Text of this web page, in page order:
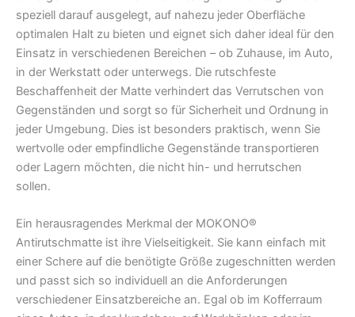
speziell darauf ausgelegt, auf nahezu jeder Oberfläche
optimalen Halt zu bieten und eignet sich daher ideal für den
Einsatz in verschiedenen Bereichen – ob Zuhause, im Auto,
in der Werkstatt oder unterwegs. Die rutschfeste
Beschaffenheit der Matte verhindert das Verrutschen von
Gegenständen und sorgt so für Sicherheit und Ordnung in
jeder Umgebung. Dies ist besonders praktisch, wenn Sie
wertvolle oder empfindliche Gegenstände transportieren
oder Lagern möchten, die nicht hin- und herrutschen
sollen.
Ein herausragendes Merkmal der MOKONO®
Antirutschmatte ist ihre Vielseitigkeit. Sie kann einfach mit
einer Schere auf die benötigte Größe zugeschnitten werden
und passt sich so individuell an die Anforderungen
verschiedener Einsatzbereiche an. Egal ob im Kofferraum